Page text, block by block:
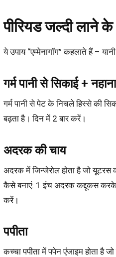
पीरियड जल्दी लाने
ये उपाय “एम्मेनागॉग” कहलाते हैं –
गर्म पानी से सिकाई + नहाना
गर्म पानी से पेट के निचले हिस्से की
बढ़ता है। दिन में 2 बार करें।
अदरक की चाय
अदरक में जिन्जेरोल होता है जो यूटरस
कैसे बनाएं: 1 इंच अदरक कद्दूकस करके
करें।
पपीता
कच्चा पपीता में पपेन एंजाइम होता है